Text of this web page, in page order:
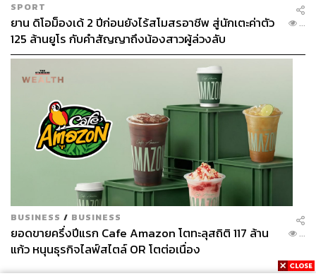
SPORT
ยาน ดิโอม็องเด้ 2 ปีก่อนยังไร้สโมสรอาชีพ สู่นักเตะค่าตัว
125 ล้านยูโร กับคำสัญญาถึงน้องสาวผู้ล่วงลับ
...
BUSINESS / BUSINESS
ยอดขายครึ่งปีแรก Cafe Amazon โตทะลุสถิติ 117 ล้าน
แก้ว หนุนธุรกิจไลฟ์สไตล์ OR โตต่อเนื่อง
...